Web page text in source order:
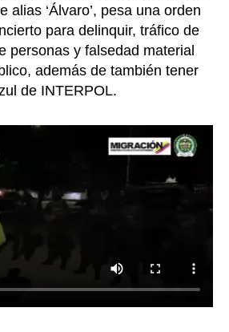
alias ‘Álvaro’, pesa una orden
para delinquir, tráfico de
personas y falsedad material
además de también tener
de INTERPOL.